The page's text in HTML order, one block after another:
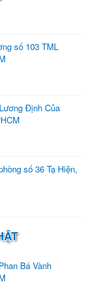
số 103 TML
Định Của
số 36 Tạ Hiện,
Bá Vành